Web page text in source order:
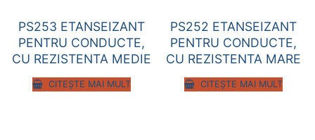
PS253 ETANSEIZANT
PENTRU CONDUCTE,
CU REZISTENTA MEDIE
CITEȘTE MAI MULT
PS252 ETANSEIZANT
PENTRU CONDUCTE,
CU REZISTENTA MARE
CITEȘTE MAI MULT